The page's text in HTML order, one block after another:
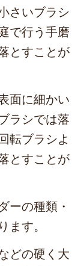
さいブラシ
で行う手磨
とすことが
面に細かい
ラシでは落
転ブラシよ
とすことが
ーの種類・
ます。
どの硬く大